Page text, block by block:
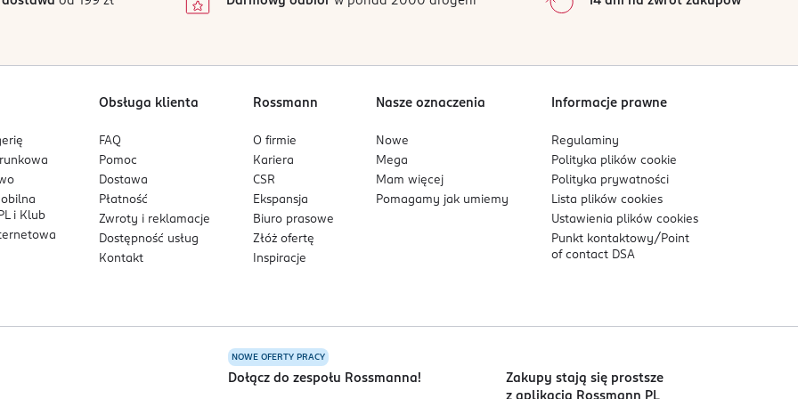
1
0%
Sortowanie wgdata: od najnowszej
i Klub
Obsługa klienta
FAQ
Pomoc
Dostawa
Płatność
Zwroty i reklamacje
Dostępność usług
Kontakt
Rossmann
O firmie
Kariera
CSR
Ekspansja
Biuro prasowe
Złóż ofertę
Inspiracje
Nasze oznaczenia
Nowe
Mega
Mam więcej
Pomagamy jak umiemy
Informacje prawne
Regulaminy
Polityka plikówcookie
Polityka prywatności
Lista plikówcookies
Ustawienia plikówcookies
Punkt kontaktowy/ Point
of contact DSA
NOWE OFERTY PRACY
Dołącz do zespołu Rossmanna!
Zakupy stają się prostsze
z aplikacją Rossmann PL